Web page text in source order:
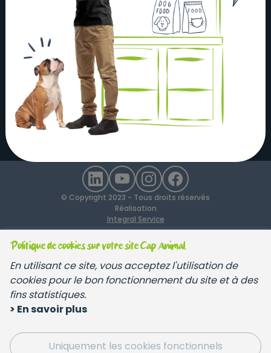
Politique de cookies sur votre site Cap Animal.
En utilisant ce site, vous acceptez l'utilisation de
cookies pour le bon fonctionnement du site et à des
fins statistiques.
> En savoir plus
Uniquement les cookies fonctionnels
À propos
Actualités
Nos magasins
Nos partenaires
Nous contacter
Mentions légales
Recrutement
Devenir Franchisé
Conditions générales de vente
© Copyright 2023 - Tous droits réservés
Réalisation
Integral Service